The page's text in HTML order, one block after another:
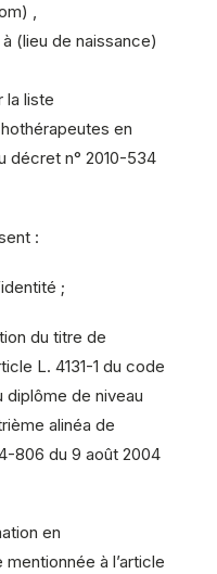
,
(lieu de naissance)
la liste
en
décret n° 2010-534
:
;
du titre de
L. 4131-1 du code
diplôme de niveau
alinéa de
806 du 9 août 2004
en
à l’article